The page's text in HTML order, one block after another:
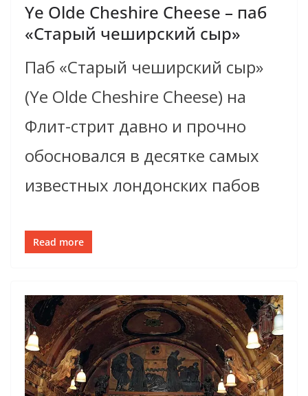
Ye Olde Cheshire Cheese – паб
«Старый чеширский сыр»
Паб «Старый чеширский сыр»
(Ye Olde Cheshire Cheese) на
Флит-стрит давно и прочно
обосновался в десятке самых
известных лондонских пабов
Read more